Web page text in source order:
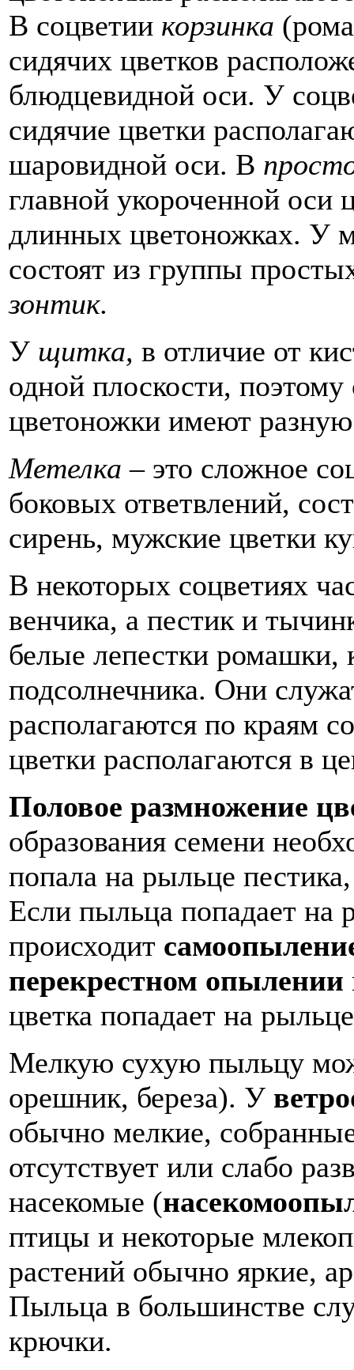
В соцветии корзинка
сидячих цветков
блюдцевидной оси. У
сидячие цветки
шаровидной оси. В
главной укороченной оси
длинных цветоножках. У
состоят из группы
зонтик.
У щитка, в отличие от
одной плоскости,
цветоножки имеют
Метелка – это сложное
боковых ответвлений,
сирень, мужские цветки
В некоторых соцветиях
венчика, а пестик и
белые лепестки
подсолнечника. Они
располагаются по краям
цветки располагаются в
Половое размножение
образования семени
попала на рыльце
Если пыльца попадает на
происходит
перекрестном опылении
цветка попадает на
Мелкую сухую пыльцу
орешник, береза). У
обычно мелкие,
отсутствует или слабо
насекомые (
птицы и некоторые
растений обычно яркие,
Пыльца в большинстве
крючки.